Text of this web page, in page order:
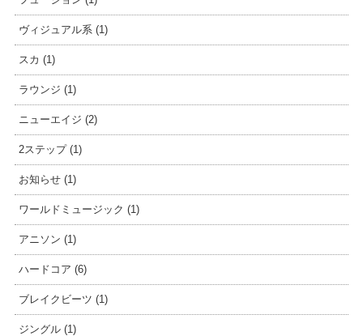
ヴィジュアル系 (1)
スカ (1)
ラウンジ (1)
ニューエイジ (2)
2ステップ (1)
お知らせ (1)
ワールドミュージック (1)
アニソン (1)
ハードコア (6)
ブレイクビーツ (1)
ジングル (1)